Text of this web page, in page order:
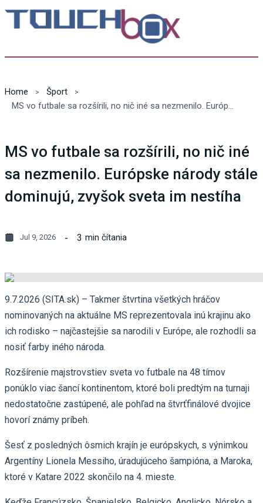
Home
Šport
MS vo futbale sa rozšírili, no nič iné sa nezmenilo. Európske národy stále dominujú, zvyšok sveta im nestíha
MS vo futbale sa rozšírili, no nič iné
sa nezmenilo. Európske národy stále
dominujú, zvyšok sveta im nestíha
Jul 9, 2026 3 min čítania
9.7.2026 (SITA.sk) – Takmer štvrtina všetkých hráčov
nominovaných na aktuálne MS reprezentovala inú krajinu ako
ich rodisko – najčastejšie sa narodili v Európe, ale rozhodli sa
nosiť farby iného národa.
Rozšírenie majstrovstiev sveta vo futbale na 48 tímov
ponúklo viac šancí kontinentom, ktoré boli predtým na turnaji
nedostatočne zastúpené, ale pohľad na štvrťfinálové dvojice
hovorí známy príbeh.
Šesť z posledných ôsmich krajín je európskych, s výnimkou
Argentíny Lionela Messiho, úradujúceho šampióna, a Maroka,
ktoré v Katare 2022 skončilo na 4. mieste.